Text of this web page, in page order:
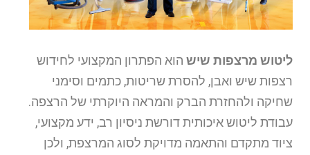
ליטוש מרצפות שיש הוא הפתרון המקצועי לחידוש
רצפות שיש ואבן, להסרת שריטות, כתמים וסימני
שחיקה ולהחזרת הברק והמראה היוקרתי של הרצפה.
עבודת ליטוש איכותית דורשת ניסיון רב, ידע מקצועי,
ציוד מתקדם והתאמה מדויקת לסוג המרצפת, ולכן